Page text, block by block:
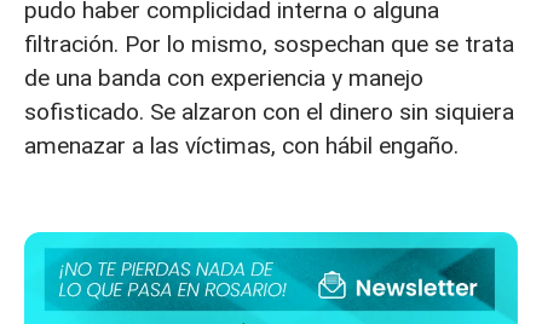
pudo haber complicidad interna o alguna
filtración. Por lo mismo, sospechan que se trata
de una banda con experiencia y manejo
sofisticado. Se alzaron con el dinero sin siquiera
amenazar a las víctimas, con hábil engaño.